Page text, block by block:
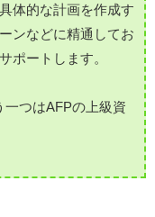
体的な計画を作成す
ンなどに精通してお
ポートします。
つはAFPの上級資